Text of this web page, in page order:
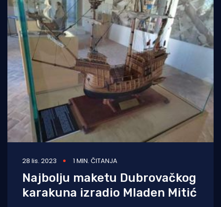
28 lis. 2023 1 MIN. ČITANJA
Najbolju maketu Dubrovačkog
karakuna izradio Mladen Mitić